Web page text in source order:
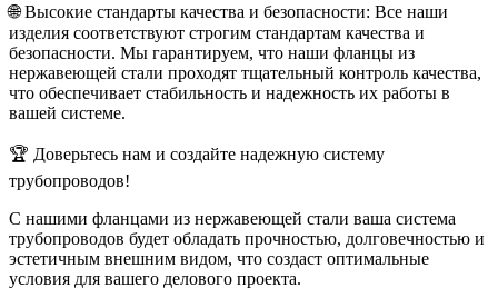
🌐 Высокие стандарты качества и безопасности: Все наши
изделия соответствуют строгим стандартам качества и
безопасности. Мы гарантируем, что наши фланцы из
нержавеющей стали проходят тщательный контроль качества,
что обеспечивает стабильность и надежность их работы в
вашей системе.
🏆 Доверьтесь нам и создайте надежную систему
трубопроводов!
С нашими фланцами из нержавеющей стали ваша система
трубопроводов будет обладать прочностью, долговечностью и
эстетичным внешним видом, что создаст оптимальные
условия для вашего делового проекта.